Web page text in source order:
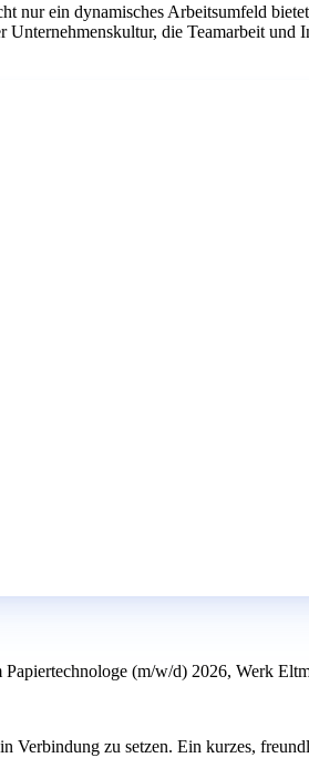
nur ein dynamisches Arbeitsumfeld
die Teamarbeit
(m/w/d) 2026, Werk
zu setzen. Ein kurzes,